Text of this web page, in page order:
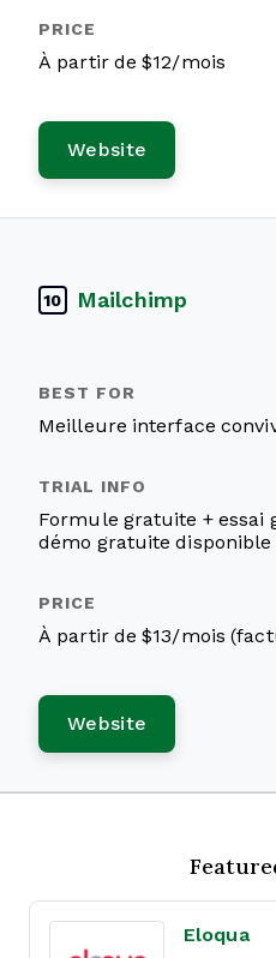
À partir de $12/mois
Website
10 Mailchimp
Meilleure interface
Formule gratuite + essai
démo gratuite disponible
À partir de $13/mois
Website
Eloqua